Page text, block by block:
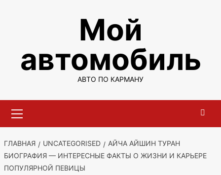
Мой
автомобиль
АВТО ПО КАРМАНУ
меню
ГЛАВНАЯ UNCATEGORISED
АЙЧА АЙШИН ТУРАН
БИОГРАФИЯ — ИНТЕРЕСНЫЕ ФАКТЫ О ЖИЗНИ И КАРЬЕРЕ
ПОПУЛЯРНОЙ ПЕВИЦЫ